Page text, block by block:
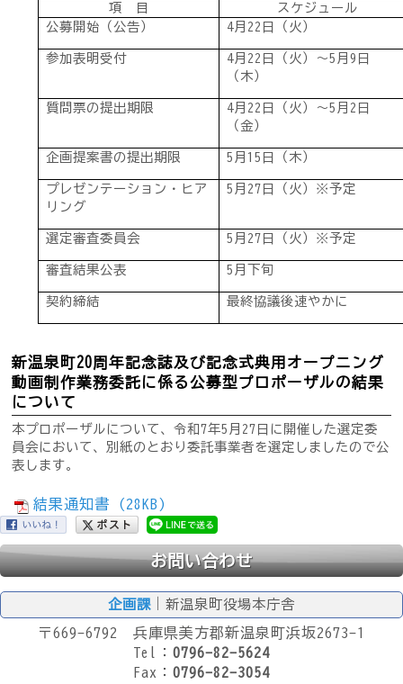
項 目
スケジュール
公募開始（公告）
4月22日（火）
参加表明受付
4月22日（火）～5月9日
（木）
質問票の提出期限
4月22日（火）～5月2日
（金）
企画提案書の提出期限 5月15日（木）
プレゼンテーション・ヒア
リング
5月27日（火）※予定
選定審査委員会 5月27日（火）※予定
審査結果公表 5月下旬
契約締結 最終協議後速やかに
新温泉町20周年記念誌及び記念式典用オープニング
動画制作業務委託に係る公募型プロポーザルの結果
について
本プロポーザルについて、令和7年5月27日に開催した選定委
員会において、別紙のとおり委託事業者を選定しましたので公
表します。
結果通知書 (28KB)
お問い合わせ
企画課 ｜新温泉町役場本庁舎
〒669-6792 兵庫県美方郡新温泉町浜坂2673-1
Tel： 0796-82-5624
Fax： 0796-82-3054